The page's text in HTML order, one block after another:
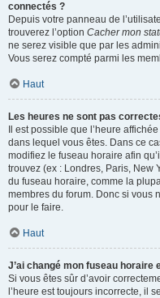
connectés ?
Depuis votre panneau de
trouverez l’option Cacher mon
ne serez visible que par les
Vous serez compté parmi les
Haut
Les heures ne sont pas
Il est possible que l’heure
dans lequel vous êtes. Dans ce
modifiez le fuseau horaire afin
trouvez (ex : Londres, Paris, New
du fuseau horaire, comme la
membres du forum. Donc si vous
pour le faire.
Haut
J’ai changé mon fuseau horaire
Si vous êtes sûr d’avoir
l’heure est toujours incorrecte, il